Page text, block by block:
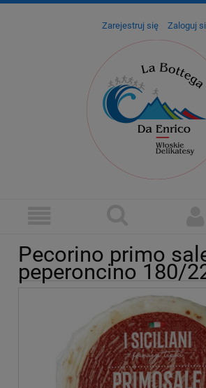
Zarejestruj się Zaloguj
Pecorino primo
peperoncino 180/